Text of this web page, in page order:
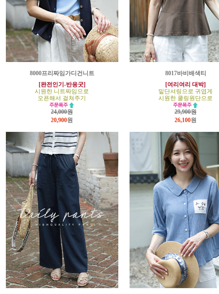
8000프리짜임가디건니트
[완전인기-반응굿]
시원한 니트짜임으로
오픈해서 걸쳐주기
24,000원
20,900원
8017바비배색티
[여리여리 대박]
밑단셔링으로 귀엽게
시원한 쿨링원단으로
29,900원
26,100원